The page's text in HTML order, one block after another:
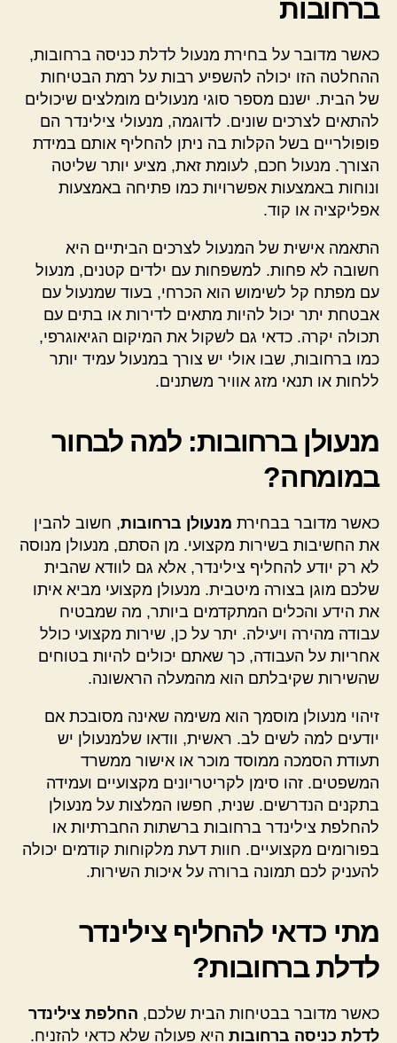
ברחובות
כאשר מדובר על בחירת מנעול לדלת כניסה ברחובות,
ההחלטה הזו יכולה להשפיע רבות על רמת הבטיחות
של הבית. ישנם מספר סוגי מנעולים מומלצים שיכולים
להתאים לצרכים שונים. לדוגמה, מנעולי צילינדר הם
פופולריים בשל הקלות בה ניתן להחליף אותם במידת
הצורך. מנעול חכם, לעומת זאת, מציע יותר שליטה
ונוחות באמצעות אפשרויות כמו פתיחה באמצעות
אפליקציה או קוד.
התאמה אישית של המנעול לצרכים הביתיים היא
חשובה לא פחות. למשפחות עם ילדים קטנים, מנעול
עם מפתח קל לשימוש הוא הכרחי, בעוד שמנעול עם
אבטחת יתר יכול להיות מתאים לדירות או בתים עם
תכולה יקרה. כדאי גם לשקול את המיקום הגיאוגרפי,
כמו ברחובות, שבו אולי יש צורך במנעול עמיד יותר
ללחות או תנאי מזג אוויר משתנים.
מנעולן ברחובות: למה לבחור
במומחה?
כאשר מדובר בבחירת מנעולן ברחובות, חשוב להבין
את החשיבות בשירות מקצועי. מן הסתם, מנעולן מנוסה
לא רק יודע להחליף צילינדר, אלא גם לוודא שהבית
שלכם מוגן בצורה מיטבית. מנעולן מקצועי מביא איתו
את הידע והכלים המתקדמים ביותר, מה שמבטיח
עבודה מהירה ויעילה. יתר על כן, שירות מקצועי כולל
אחריות על העבודה, כך שאתם יכולים להיות בטוחים
שהשירות שקיבלתם הוא מהמעלה הראשונה.
זיהוי מנעולן מוסמך הוא משימה שאינה מסובכת אם
יודעים למה לשים לב. ראשית, וודאו שלמנעולן יש
תעודת הסמכה ממוסד מוכר או אישור ממשרד
המשפטים. זהו סימן לקריטריונים מקצועיים ועמידה
בתקנים הנדרשים. שנית, חפשו המלצות על מנעולן
להחלפת צילינדר ברחובות ברשתות החברתיות או
בפורומים מקצועיים. חוות דעת מלקוחות קודמים יכולה
להעניק לכם תמונה ברורה על איכות השירות.
מתי כדאי להחליף צילינדר
לדלת ברחובות?
כאשר מדובר בבטיחות הבית שלכם, החלפת צילינדר
לדלת כניסה ברחובות היא פעולה שלא כדאי להזניח.